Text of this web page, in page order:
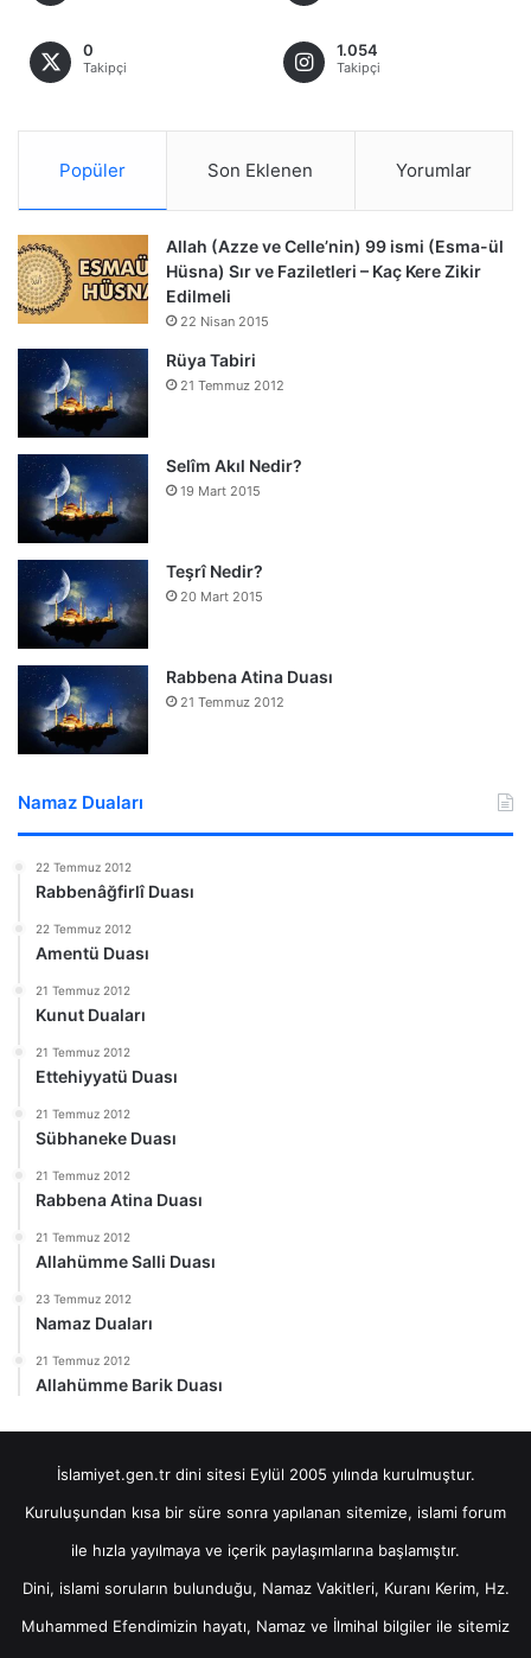
0
Takipçi
1.054
Takipçi
Popüler Son Eklenen Yorumlar
Allah (Azze ve Celle’nin) 99 ismi (Esma-ül
Hüsna) Sır ve Faziletleri – Kaç Kere Zikir
Edilmeli
22 Nisan 2015
Rüya Tabiri
21 Temmuz 2012
Selîm Akıl Nedir?
19 Mart 2015
Teşrî Nedir?
20 Mart 2015
Rabbena Atina Duası
21 Temmuz 2012
Namaz Duaları
22 Temmuz 2012
Rabbenâğfirlî Duası
22 Temmuz 2012
Amentü Duası
21 Temmuz 2012
Kunut Duaları
21 Temmuz 2012
Ettehiyyatü Duası
21 Temmuz 2012
Sübhaneke Duası
21 Temmuz 2012
Rabbena Atina Duası
21 Temmuz 2012
Allahümme Salli Duası
23 Temmuz 2012
Namaz Duaları
21 Temmuz 2012
Allahümme Barik Duası
İslamiyet.gen.tr dini sitesi Eylül 2005 yılında kurulmuştur.
Kuruluşundan kısa bir süre sonra yapılanan sitemize, islami forum
ile hızla yayılmaya ve içerik paylaşımlarına başlamıştır.
Dini, islami soruların bulunduğu, Namaz Vakitleri, Kuranı Kerim, Hz.
Muhammed Efendimizin hayatı, Namaz ve İlmihal bilgiler ile sitemiz